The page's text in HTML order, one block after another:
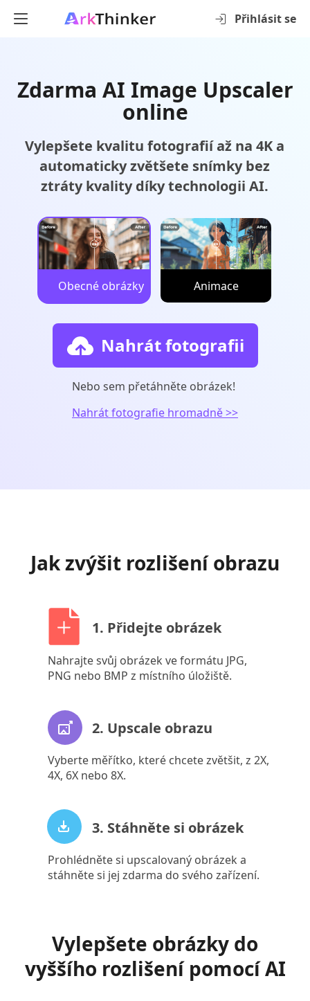
Přihlásit se
Zdarma AI Image Upscaler
online
Vylepšete kvalitu fotografií až na 4K a
automaticky zvětšete snímky bez
ztráty kvality díky technologii AI.
Obecné obrázky Animace
Nahrát fotografii
Nebo sem přetáhněte obrázek!
Nahrát fotografie hromadně >>
Jak zvýšit rozlišení obrazu
1. Přidejte obrázek
Nahrajte svůj obrázek ve formátu JPG,
PNG nebo BMP z místního úložiště.
2. Upscale obrazu
Vyberte měřítko, které chcete zvětšit, z 2X,
4X, 6X nebo 8X.
3. Stáhněte si obrázek
Prohlédněte si upscalovaný obrázek a
stáhněte si jej zdarma do svého zařízení.
Vylepšete obrázky do
vyššího rozlišení pomocí AI